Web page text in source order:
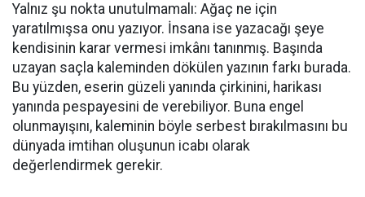
Yalnız şu nokta unutulmamalı: Ağaç ne için
yaratılmışsa onu yazıyor. İnsana ise yazacağı şeye
kendisinin karar vermesi imkânı tanınmış. Başında
uzayan saçla kaleminden dökülen yazının farkı burada.
Bu yüzden, eserin güzeli yanında çirkinini, harikası
yanında pespayesini de verebiliyor. Buna engel
olunmayışını, kaleminin böyle serbest bırakılmasını bu
dünyada imtihan oluşunun icabı olarak
değerlendirmek gerekir.